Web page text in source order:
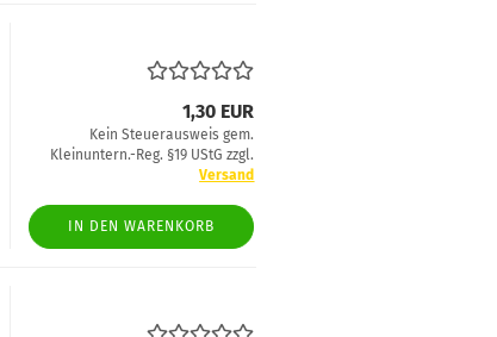
1,30 EUR
Kein Steuerausweis gem.
Kleinuntern.-Reg. §19 UStG zzgl.
Versand
IN DEN WARENKORB